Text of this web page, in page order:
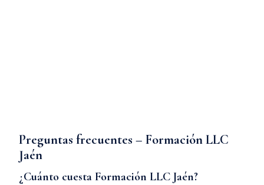
Preguntas frecuentes – Formación LLC
Jaén
¿Cuánto cuesta Formación LLC Jaén?